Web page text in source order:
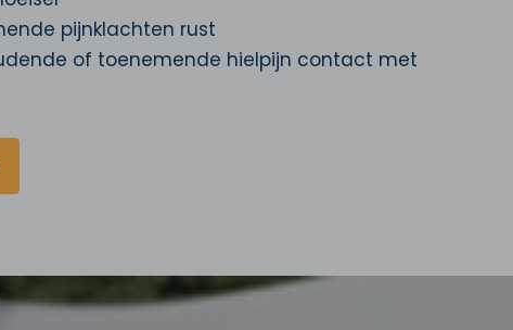
pijnklachten rust
of toenemende hielpijn contact met